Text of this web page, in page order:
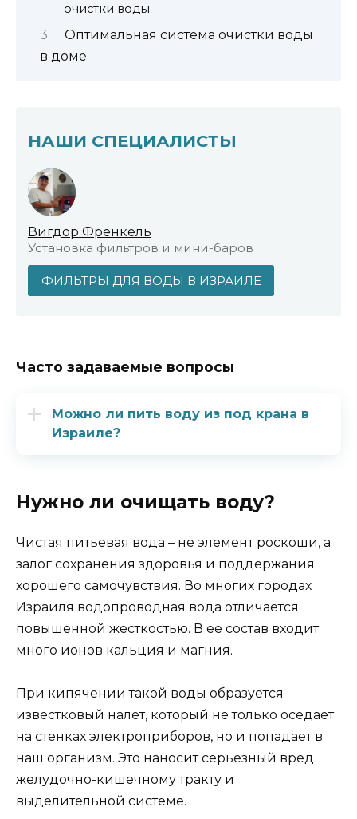
очистки воды.
Оптимальная система очистки воды
в доме
НАШИ СПЕЦИАЛИСТЫ
Вигдор Френкель
Установка фильтров и мини-баров
ФИЛЬТРЫ ДЛЯ ВОДЫ В ИЗРАИЛЕ
Часто задаваемые вопросы
Можно ли пить воду из под крана в
Израиле?
Нужно ли очищать воду?
Чистая питьевая вода – не элемент роскоши, а
залог сохранения здоровья и поддержания
хорошего самочувствия. Во многих городах
Израиля водопроводная вода отличается
повышенной жесткостью. В ее состав входит
много ионов кальция и магния.
При кипячении такой воды образуется
известковый налет, который не только оседает
на стенках электроприборов, но и попадает в
наш организм. Это наносит серьезный вред
желудочно-кишечному тракту и
выделительной системе.